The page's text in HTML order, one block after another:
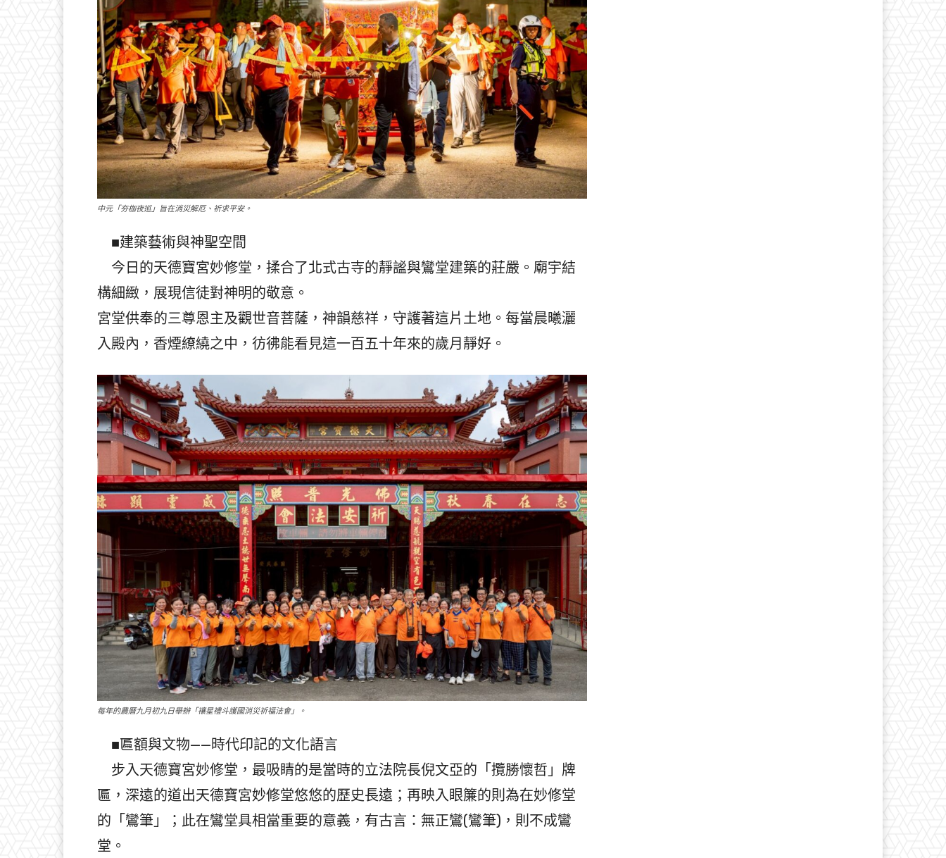
中元「夯枷夜巡」旨在消災解厄、祈求平安。
■建築藝術與神聖空間
今日的天德寶宮妙修堂，揉合了北式古寺的靜謐與鸞堂建築的莊嚴。廟宇結
構細緻，展現信徒對神明的敬意。
宮堂供奉的三尊恩主及觀世音菩薩，神韻慈祥，守護著這片土地。每當晨曦灑
入殿內，香煙繚繞之中，彷彿能看見這一百五十年來的歲月靜好。
每年的農曆九月初九日舉辦「禳星禮斗護國消災祈福法會」。
■匾額與文物——時代印記的文化語言
步入天德寶宮妙修堂，最吸睛的是當時的立法院長倪文亞的「攬勝懷哲」牌
匾，深遠的道出天德寶宮妙修堂悠悠的歷史長遠；再映入眼簾的則為在妙修堂
的「鸞筆」；此在鸞堂具相當重要的意義，有古言：無正鸞(鸞筆)，則不成鸞
堂。